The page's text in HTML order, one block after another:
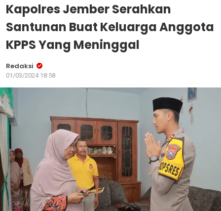
Kapolres Jember Serahkan
Santunan Buat Keluarga Anggota
KPPS Yang Meninggal
Redaksi
01/03/2024 18:58